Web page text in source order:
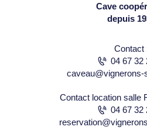
Cave
depuis
Contact
04 67 32
caveau@vignerons-
Contact location salle
04 67 32